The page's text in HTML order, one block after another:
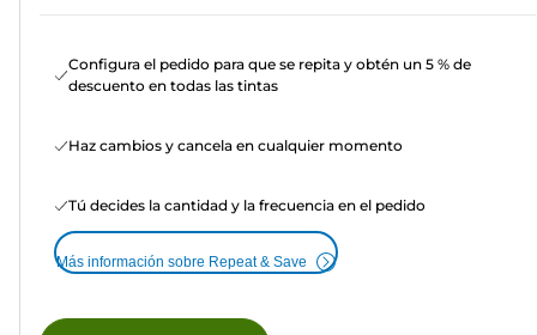
Configura el pedido para que se repita y obtén un 5 % de
descuento en todas las tintas
Haz cambios y cancela en cualquier momento
Tú decides la cantidad y la frecuencia en el pedido
Más información sobre Repeat & Save